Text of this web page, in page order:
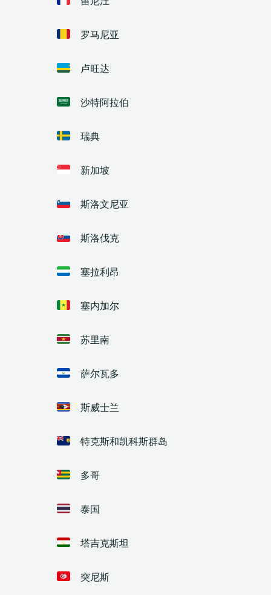
罗马尼亚
卢旺达
沙特阿拉伯
瑞典
新加坡
斯洛文尼亚
斯洛伐克
塞拉利昂
塞内加尔
苏里南
萨尔瓦多
斯威士兰
特克斯和凯科斯群岛
多哥
泰国
塔吉克斯坦
突尼斯